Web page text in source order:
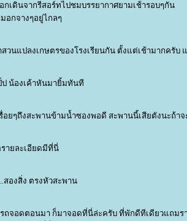
เดินจากรีสอร์ทไปชมบรรยากาศยามเช้ารอบๆกัน
อกจางๆอยู่ไกลๆ
สวนแปลงเกษตรของโรงเรียนกัน ตั้งแต่เช้ามากครั
ป น้องเค้าหันมายิ้มทันที
รื่อยๆถึงสะพานข้ามน้ำซองพอดี สะพานนี้เสียตังนะถ้า
ายละเอียดมีที่นี่
สองสิ่ง ตรงหัวสะพาน
ถจอดตอนมา ก็มาจอดที่นี่ล่ะครับ ที่พักดีทีเดียวแถมร